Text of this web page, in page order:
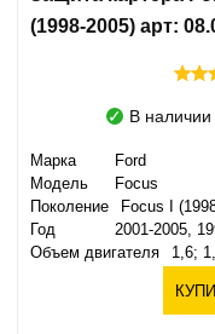
(1998-2005) арт:
В наличии
Марка
Ford
Модель
Focus
Поколение
Focus I
Год
2001-2005,
Объем двигателя
1,6;